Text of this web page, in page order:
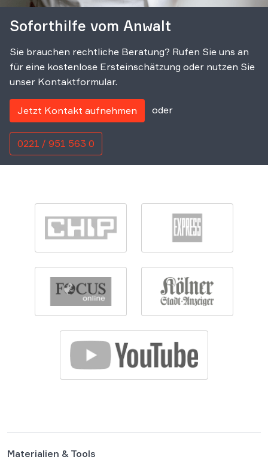
Soforthilfe vom Anwalt
Sie brauchen rechtliche Beratung? Rufen Sie uns an
für eine kostenlose Ersteinschätzung oder nutzen Sie
Jetzt Kontakt aufnehmen
0221 / 951 563 0